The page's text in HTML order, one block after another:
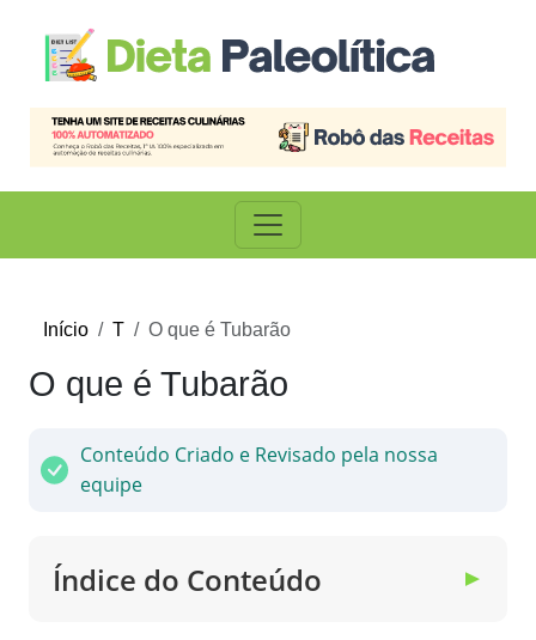
Início T O que é Tubarão
O que é Tubarão
Conteúdo Criado e Revisado pela nossa
equipe
Índice do Conteúdo ▼